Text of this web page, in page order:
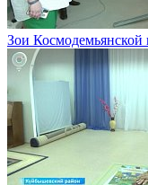
Зои